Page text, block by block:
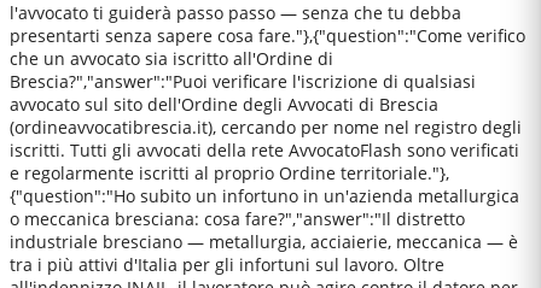
l'avvocato ti guiderà passo passo — senza che tu debba
presentarti senza sapere cosa fare."},{"question":"Come verifico
che un avvocato sia iscritto all'Ordine di
Brescia?","answer":"Puoi verificare l'iscrizione di qualsiasi
avvocato sul sito dell'Ordine degli Avvocati di Brescia
(ordineavvocatibrescia.it), cercando per nome nel registro degli
iscritti. Tutti gli avvocati della rete AvvocatoFlash sono verificati
e regolarmente iscritti al proprio Ordine territoriale."},
{"question":"Ho subito un infortuno in un'azienda metallurgica
o meccanica bresciana: cosa fare?","answer":"Il distretto
industriale bresciano — metallurgia, acciaierie, meccanica — è
tra i più attivi d'Italia per gli infortuni sul lavoro. Oltre